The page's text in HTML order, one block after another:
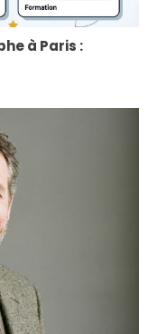
à Paris :